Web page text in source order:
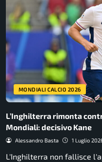
MONDIALI CALCIO 2026
L’Inghilterra rimonta
Mondiali: decisivo Kane
Alessandro Basta 1 Luglio
L'Inghilterra non fallisce